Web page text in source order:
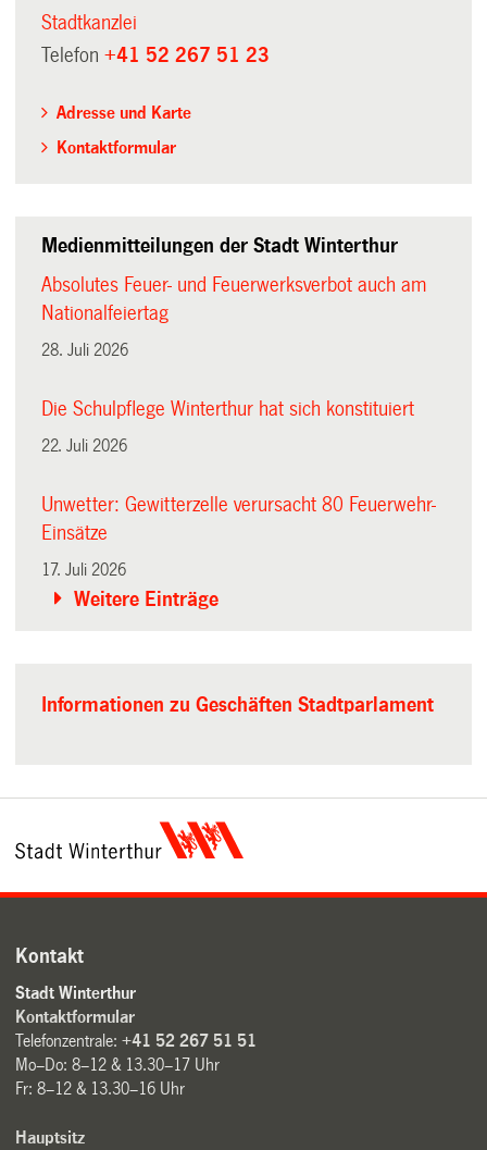
Stadtkanzlei
Telefon+41 52 267 51 23
Adresse und Karte
Kontaktformular
Medienmitteilungen der Stadt Winterthur
Absolutes Feuer- und Feuerwerksverbot auch am
Nationalfeiertag
28. Juli 2026
Die Schulpflege Winterthur hat sich konstituiert
22. Juli 2026
Unwetter: Gewitterzelle verursacht 80 Feuerwehr-
Einsätze
17. Juli 2026
Weitere Einträge
Informationen zu Geschäften Stadtparlament
Kontakt
Stadt Winterthur
Kontaktformular
Telefonzentrale:+41 52 267 51 51
Mo–Do: 8–12 & 13.30–17 Uhr
Fr: 8–12 & 13.30–16 Uhr
Hauptsitz